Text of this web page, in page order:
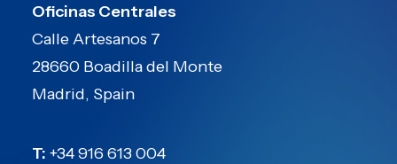
Oficinas Centrales
Calle Artesanos 7
28660 Boadilla del Monte
Madrid, Spain
T: +34 916 613 004